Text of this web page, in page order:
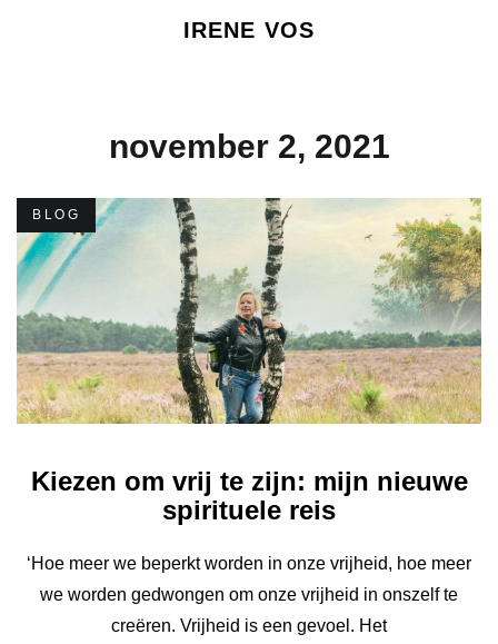
IRENE VOS
november 2, 2021
BLOG
Kiezen om vrij te zijn: mijn nieuwe
spirituele reis
‘Hoe meer we beperkt worden in onze vrijheid, hoe meer
we worden gedwongen om onze vrijheid in onszelf te
creëren. Vrijheid is een gevoel. Het